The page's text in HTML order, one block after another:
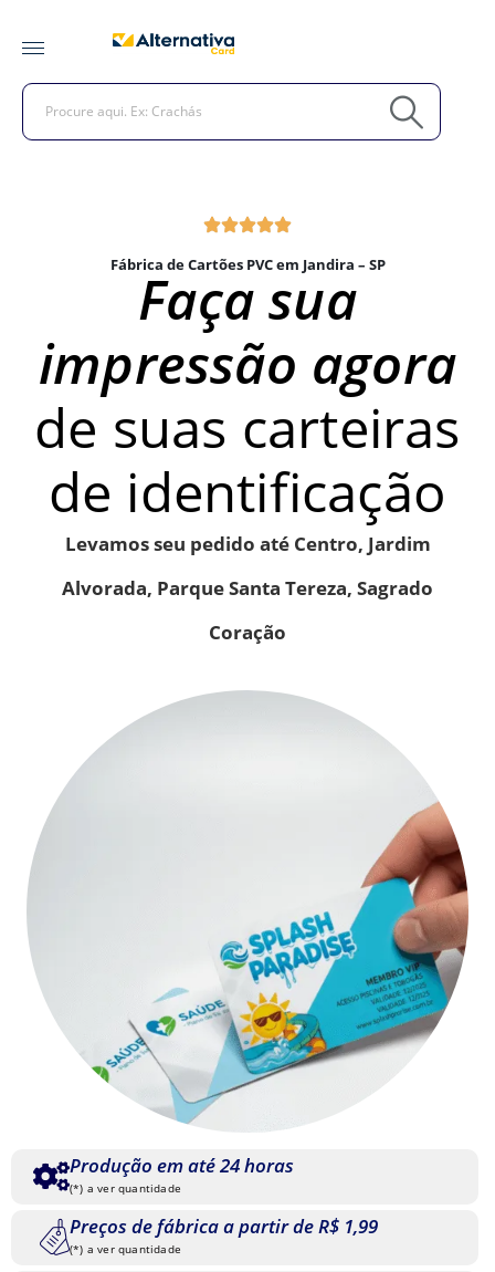
Fábrica de Cartões PVC em Jandira – SP
Faça sua
impressão agora
de suas carteiras
de identificação
Levamos seu pedido até Centro, Jardim
Alvorada, Parque Santa Tereza, Sagrado
Coração
Produção em até 24 horas
(*) a ver quantidade
Preços de fábrica a partir de R$ 1,99
(*) a ver quantidade